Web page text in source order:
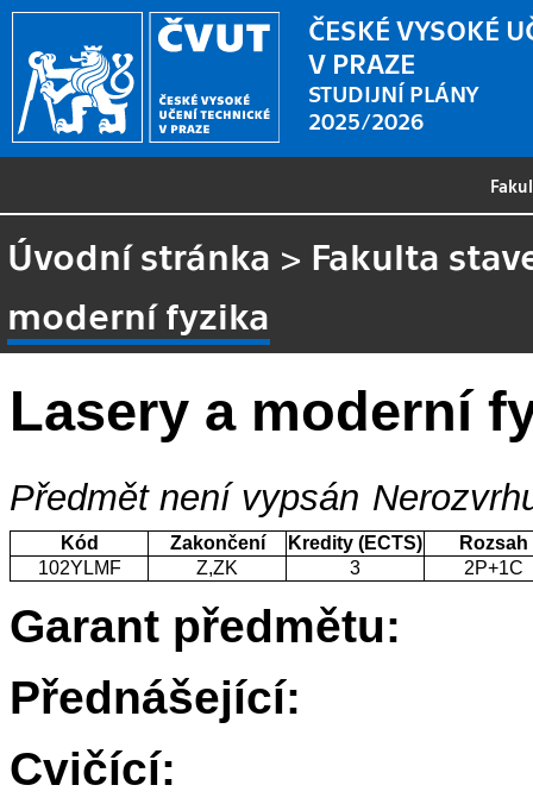
ČESKÉ VYSOKÉ
V PRAZE
STUDIJNÍ PLÁNY
2025/2026
Úvodní stránka > Fakulta
moderní fyzika
Lasery a moderní
Předmět není vypsán
Kód Zakončení Kredity (ECTS)
Rozsah
102YLMF
Z,ZK 3 2P+1C
Garant předmětu:
Přednášející:
Cvičící: